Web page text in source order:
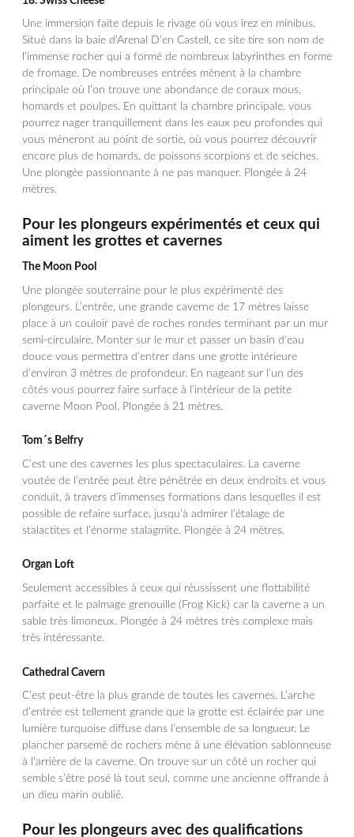
Une immersion faite depuis le rivage où vous irez en minibus.
Situé dans la baie d’Arenal D’en Castell, ce site tire son nom de
l’immense rocher qui a formé de nombreux labyrinthes en forme
de fromage. De nombreuses entrées mènent à la chambre
principale où l’on trouve une abondance de coraux mous,
homards et poulpes. En quittant la chambre principale, vous
pourrez nager tranquillement dans les eaux peu profondes qui
vous mèneront au point de sortie, où vous pourrez découvrir
encore plus de homards, de poissons scorpions et de seiches.
Une plongée passionnante à ne pas manquer. Plongée à 24
mètres.
Pour les plongeurs expérimentés et ceux qui
aiment les grottes et cavernes
The Moon Pool
Une plongée souterraine pour le plus expérimenté des
plongeurs. L’entrée, une grande caverne de 17 mètres laisse
place à un couloir pavé de roches rondes terminant par un mur
semi-circulaire. Monter sur le mur et passer un basin d’eau
douce vous permettra d’entrer dans une grotte intérieure
d’environ 3 mètres de profondeur. En nageant sur l’un des
côtés vous pourrez faire surface à l’intérieur de la petite
caverne Moon Pool. Plongée à 21 mètres.
Tom´s Belfry
C’est une des cavernes les plus spectaculaires. La caverne
voutée de l’entrée peut être pénétrée en deux endroits et vous
conduit, à travers d’immenses formations dans lesquelles il est
possible de refaire surface, jusqu’à admirer l’étalage de
stalactites et l’énorme stalagmite. Plongée à 24 mètres.
Organ Loft
Seulement accessibles à ceux qui réussissent une flottabilité
parfaite et le palmage grenouille (Frog Kick) car la caverne a un
sable très limoneux. Plongée à 24 mètres très complexe mais
très intéressante.
Cathedral Cavern
C’est peut-être la plus grande de toutes les cavernes. L’arche
d’entrée est tellement grande que la grotte est éclairée par une
lumière turquoise diffuse dans l’ensemble de sa longueur. Le
plancher parsemé de rochers mène à une élévation sablonneuse
à l’arrière de la caverne. On trouve sur un côté un rocher qui
semble s’être posé là tout seul, comme une ancienne offrande à
un dieu marin oublié.
Pour les plongeurs avec des qualifications